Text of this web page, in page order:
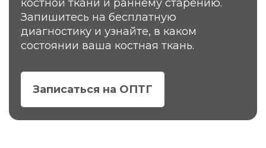
костной ткани и раннему старению.
Запишитесь на бесплатную
диагностику и узнайте, в каком
состоянии ваша костная ткань.
Записаться на ОПТГ